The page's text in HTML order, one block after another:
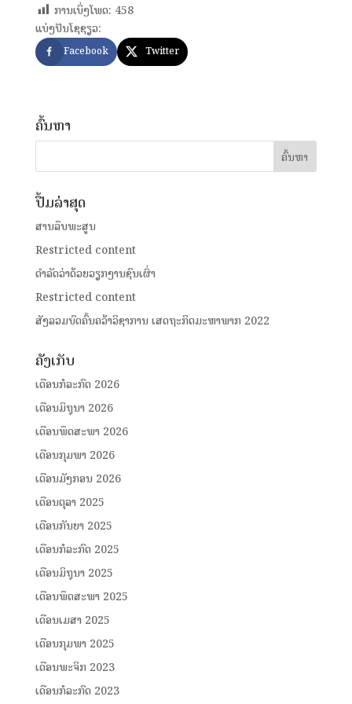
ການເບິ່ງໂພດ: 458
ແບ່ງປັນໂຊຊຽວ:
Facebook Twitter
ຄົ້ນຫາ
ປື້ມລ່າສຸດ
ສານລຶບພະສູນ
Restricted content
ດໍາລັດວ່າດ້ວຍວຽກງານຊົນເຜົ່າ
Restricted content
ສັງລວມບົດຄົ້ນຄວ້າວິຊາການ ເສດຖະກິດມະຫາພາກ 2022
ຄັງເກັບ
ເດືອນກໍລະກົດ 2026
ເດືອນມິຖຸນາ 2026
ເດືອນພຶດສະພາ 2026
ເດືອນກຸມພາ 2026
ເດືອນມັງກອນ 2026
ເດືອນຕຸລາ 2025
ເດືອນກັນຍາ 2025
ເດືອນກໍລະກົດ 2025
ເດືອນມິຖຸນາ 2025
ເດືອນພຶດສະພາ 2025
ເດືອນເມສາ 2025
ເດືອນກຸມພາ 2025
ເດືອນພະຈິກ 2023
ເດືອນກໍລະກົດ 2023